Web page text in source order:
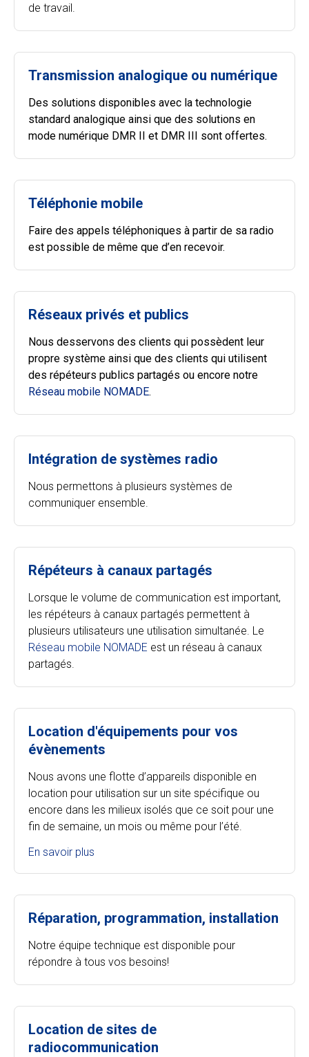
de travail.
Transmission analogique ou numérique
Des solutions disponibles avec la technologie
standard analogique ainsi que des solutions en
mode numérique DMR II et DMR III sont offertes.
Téléphonie mobile
Faire des appels téléphoniques à partir de sa radio
est possible de même que d’en recevoir.
Réseaux privés et publics
Nous desservons des clients qui possèdent leur
propre système ainsi que des clients qui utilisent
des répéteurs publics partagés ou encore notre
Réseau mobile NOMADE.
Intégration de systèmes radio
Nous permettons à plusieurs systèmes de
communiquer ensemble.
Répéteurs à canaux partagés
Lorsque le volume de communication est important,
les répéteurs à canaux partagés permettent à
plusieurs utilisateurs une utilisation simultanée. Le
Réseau mobile NOMADE est un réseau à canaux
partagés.
Location d'équipements pour vos
évènements
Nous avons une flotte d’appareils disponible en
location pour utilisation sur un site spécifique ou
encore dans les milieux isolés que ce soit pour une
fin de semaine, un mois ou même pour l’été.
En savoir plus
Réparation, programmation, installation
Notre équipe technique est disponible pour
répondre à tous vos besoins!
Location de sites de
radiocommunication